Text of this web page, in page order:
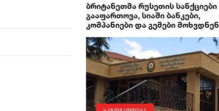
ბრიტანეთმა რუსეთის სანქციები
გააფართოვა, სიაში ბანკები,
კომპანიები და გემები მოხვდნენ